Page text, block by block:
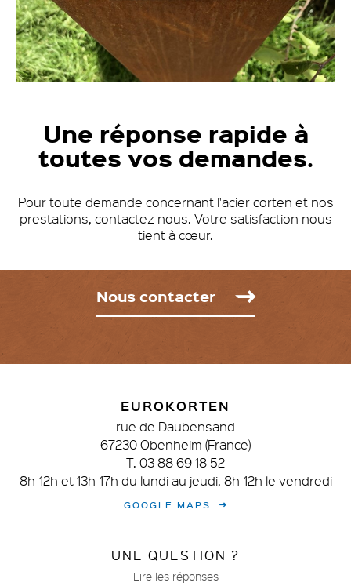
Une réponse rapide à
toutes vos demandes.
Pour toute demande concernant l'acier corten et nos
prestations, contactez-nous. Votre satisfaction nous
tient à cœur.
Nous contacter
EUROKORTEN
rue de Daubensand
67230 Obenheim (France)
T. 03 88 69 18 52
8h-12h et 13h-17h du lundi au jeudi, 8h-12h le vendredi
GOOGLE MAPS
UNE QUESTION ?
Lire les réponses